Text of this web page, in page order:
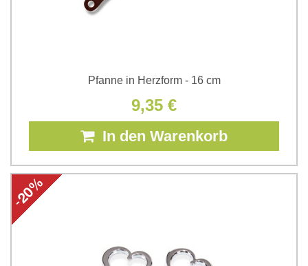
Pfanne in Herzform - 16 cm
9,35 €
In den Warenkorb